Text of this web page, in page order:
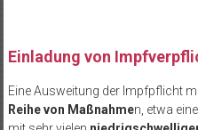
Einladung von
Eine Ausweitung der Impfpflicht
Reihe von Maßnahmen, etwa